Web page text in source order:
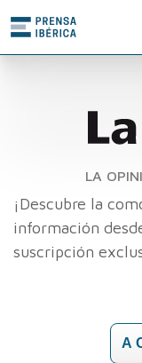
LA
¡Descubre la
información
suscripción